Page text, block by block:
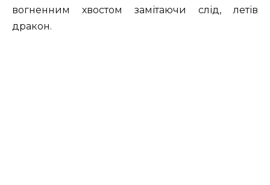
вогненним хвостом замітаючи слід, летів
дракон.